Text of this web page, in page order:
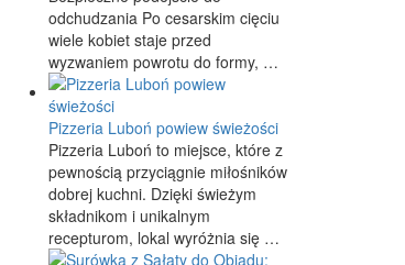
odchudzania Po cesarskim cięciu
wiele kobiet staje przed
wyzwaniem powrotu do formy, …
Pizzeria Luboń powiew świeżości
Pizzeria Luboń to miejsce, które z
pewnością przyciągnie miłośników
dobrej kuchni. Dzięki świeżym
składnikom i unikalnym
recepturom, lokal wyróżnia się …